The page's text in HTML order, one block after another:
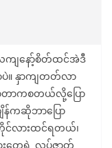
ျနော့်စိတ်ထင်အဲဒီ
။ နှာကျတတ်လာ
ာကစတယ်လို့ပြော
န်ကဆိုဘာပြော
င်လားထင်ရတယ်၊
ားတွေရဲ့ လုပ်ဇာတ်